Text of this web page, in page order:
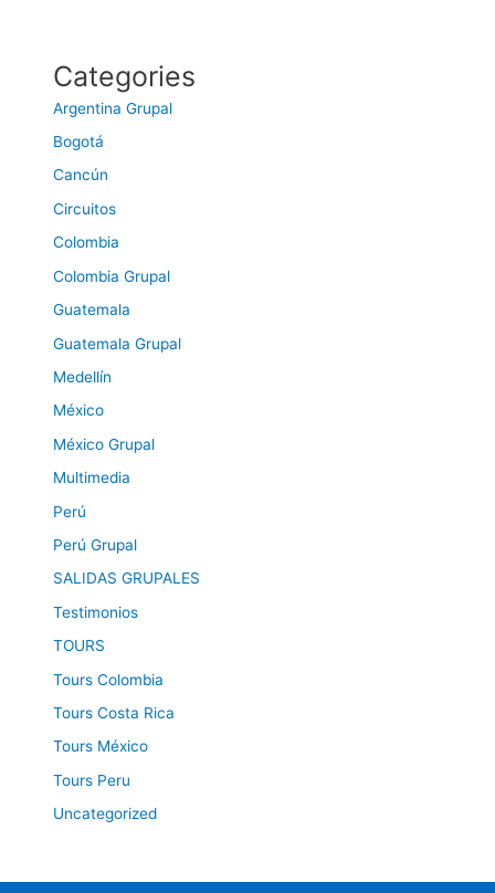
Categories
Argentina Grupal
Bogotá
Cancún
Circuitos
Colombia
Colombia Grupal
Guatemala
Guatemala Grupal
Medellín
México
México Grupal
Multimedia
Perú
Perú Grupal
SALIDAS GRUPALES
Testimonios
TOURS
Tours Colombia
Tours Costa Rica
Tours México
Tours Peru
Uncategorized